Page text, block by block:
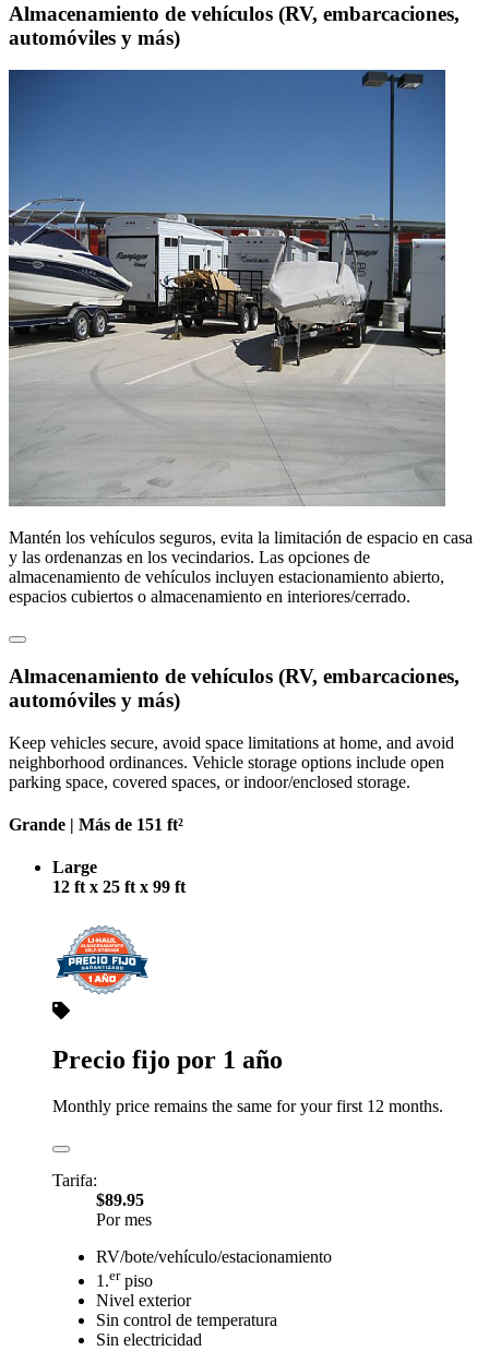
Almacenamiento de vehículos (RV, embarcaciones,
automóviles y más)
Mantén los vehículos seguros, evita la limitación de espacio en casa
y las ordenanzas en los vecindarios. Las opciones de
almacenamiento de vehículos incluyen estacionamiento abierto,
espacios cubiertos o almacenamiento en interiores/cerrado.
Almacenamiento de vehículos (RV, embarcaciones,
automóviles y más)
Keep vehicles secure, avoid space limitations at home, and avoid
neighborhood ordinances. Vehicle storage options include open
parking space, covered spaces, or indoor/enclosed storage.
Grande | Más de 151 ft²
Large
12 ft x 25 ft x 99 ft
Precio fijo por 1 año
Monthly price remains the same for your first 12 months.
Tarifa:
$89.95
Por mes
RV/bote/vehículo/estacionamiento
1.erpiso
Nivel exterior
Sin control de temperatura
Sin electricidad